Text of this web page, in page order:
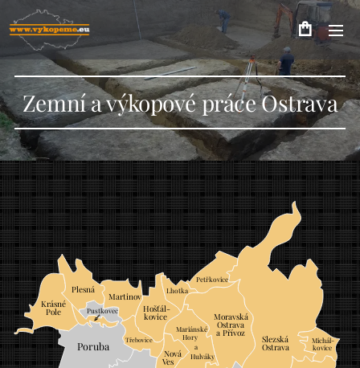
Zemní a výkopové práce Ostrava
Poruba
Pustkovec Moravská
Ostrava
a Přívoz
Třebovice
Mariánské
Hory
a
Hulváky
Slezská
Ostrava
Hošťál-
kovice
Nová
Ves
Krásné
Pole
Plesná
Petřkovice
Martinov
Lhotka
Michál-
kovice